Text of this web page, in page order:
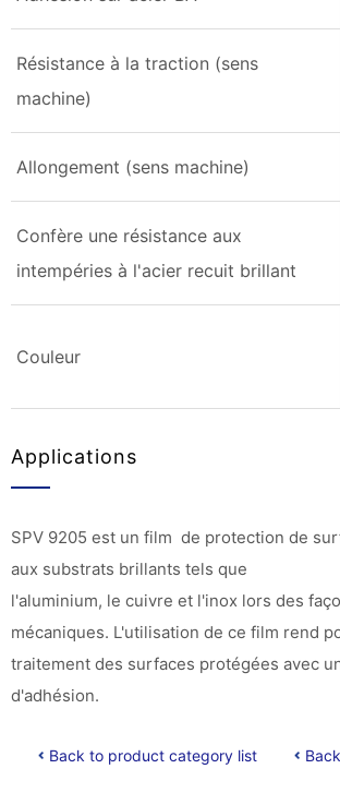
Résistance à la traction (sens
machine)
Allongement (sens machine)
Confère une résistance aux
intempéries à l'acier recuit brillant
Couleur
Applications
SPV 9205 est un film de protection de
aux substrats brillants tels que
l'aluminium, le cuivre et l'inox lors des
mécaniques. L'utilisation de ce film rend
traitement des surfaces protégées avec
d'adhésion.
Back to product category list